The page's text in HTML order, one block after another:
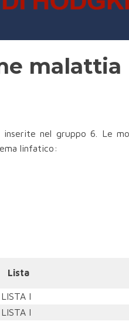
malattia
nel gruppo 6. Le
linfatico:
Lista
LISTA I
LISTA I